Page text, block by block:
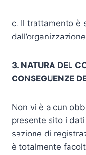
c. Il trattamento è
3. NATURA DEL
CONSEGUENZE
Non vi è alcun
presente sito i
sezione di
è totalmente